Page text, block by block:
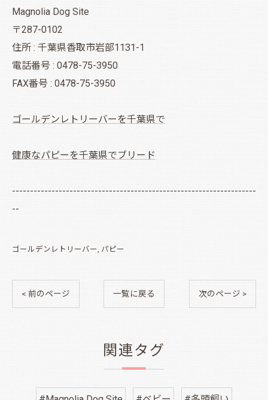
Magnolia Dog Site
〒287-0102
住所 : 千葉県香取市岩部1131-1
電話番号 : 0478-75-3950
FAX番号 : 0478-75-3950
ゴールデンレトリーバーを千葉県で
健康なパピーを千葉県でブリード
--------------------------------------------------------------------
--
ゴールデンレトリーバー パピー
< 前のページ 一覧に戻る 次のページ >
関連タグ